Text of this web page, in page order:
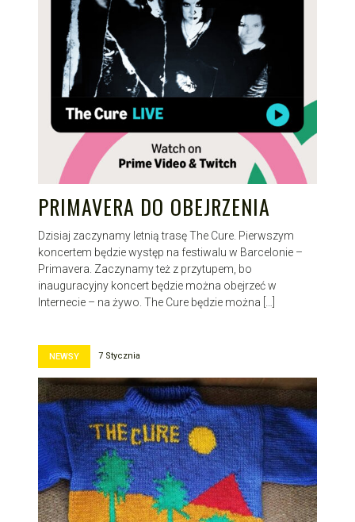
PRIMAVERA DO OBEJRZENIA
Dzisiaj zaczynamy letnią trasę The Cure. Pierwszym
koncertem będzie występ na festiwalu w Barcelonie –
Primavera. Zaczynamy też z przytupem, bo
inauguracyjny koncert będzie można obejrzeć w
Internecie – na żywo. The Cure będzie można […]
NEWSY 7 Stycznia